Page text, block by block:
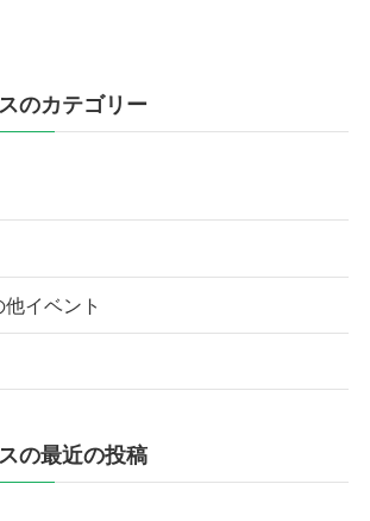
のカテゴリー
イベント
の最近の投稿